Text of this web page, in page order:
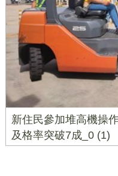
新住民參加堆高機操
及格率突破7成_0 (1)